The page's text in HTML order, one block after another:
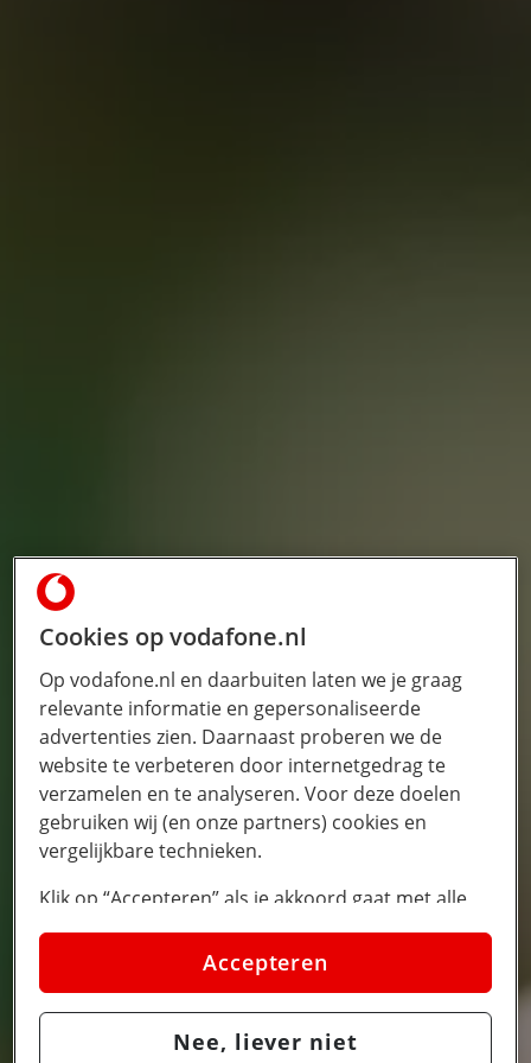
Cookies op vodafone.nl
Op vodafone.nl en daarbuiten laten we je graag
relevante informatie en gepersonaliseerde
advertenties zien. Daarnaast proberen we de
website te verbeteren door internetgedrag te
verzamelen en te analyseren. Voor deze doelen
gebruiken wij (en onze partners) cookies en
vergelijkbare technieken.
Klik op “Accepteren” als je akkoord gaat met alle
cookies. Kies je voor “Nee, liever niet”, dan
plaatsen we alleen strikt noodzakelijke cookies om
de website goed te laten werken. Dat betekent dat
we geen vormen van personalisatie toepassen.
Accepteren
Nee, liever niet